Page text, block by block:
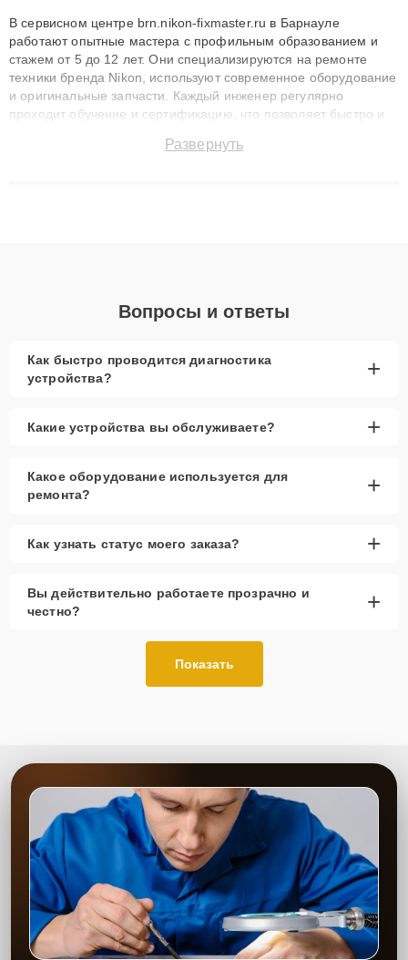
В сервисном центре brn.nikon-fixmaster.ru в Барнауле
работают опытные мастера с профильным образованием и
стажем от 5 до 12 лет. Они специализируются на ремонте
техники бренда Nikon, используют современное оборудование
и оригинальные запчасти. Каждый инженер регулярно
проходит обучение и сертификацию, что позволяет быстро и
сохранением гарантии до 3 лет. Наши мастера решают
Развернуть
Вопросы и ответы
Как быстро проводится диагностика
устройства?
+
Какие устройства вы обслуживаете? +
Какое оборудование используется для
ремонта?
+
Как узнать статус моего заказа? +
Вы действительно работаете прозрачно и
честно?
+
Показать